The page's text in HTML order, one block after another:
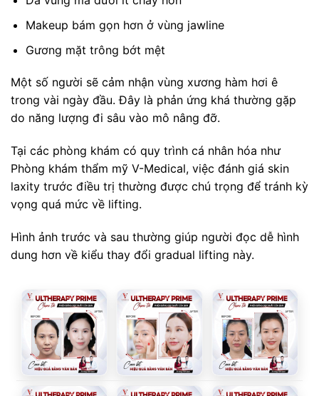
Makeup bám gọn hơn ở vùng jawline
Gương mặt trông bớt mệt
Một số người sẽ cảm nhận vùng xương hàm hơi ê
trong vài ngày đầu. Đây là phản ứng khá thường gặp
do năng lượng đi sâu vào mô nâng đỡ.
Tại các phòng khám có quy trình cá nhân hóa như
Phòng khám thẩm mỹ V-Medical, việc đánh giá skin
laxity trước điều trị thường được chú trọng để tránh kỳ
vọng quá mức về lifting.
Hình ảnh trước và sau thường giúp người đọc dễ hình
dung hơn về kiểu thay đổi gradual lifting này.